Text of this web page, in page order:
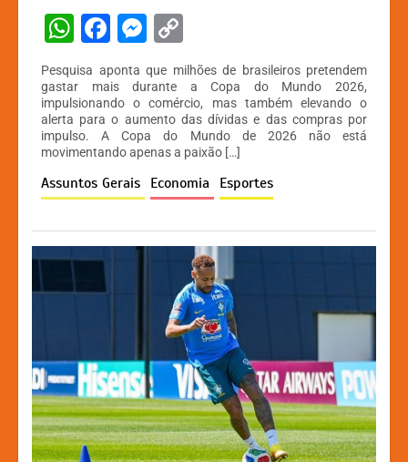
W
h
at
s
A
p
p
F
c
e
b
o
o
k
M
s
s
e
n
g
er
o
p
y
Li
n
k
Pesquisa aponta que milhões de brasileiros pretendem
gastar mais durante a Copa do Mundo 2026,
impulsionando o comércio, mas também elevando o
alerta para o aumento das dívidas e das compras por
impulso. A Copa do Mundo de 2026 não está
movimentando apenas a paixão […]
Assuntos Gerais Economia Esportes